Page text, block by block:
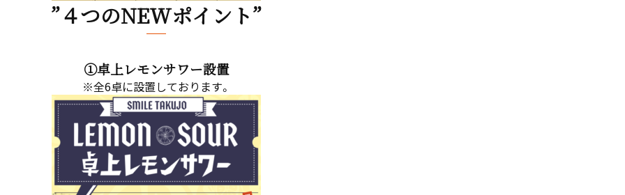
”４つのNEWポイント”
①卓上レモンサワー設置
※全6卓に設置しております。